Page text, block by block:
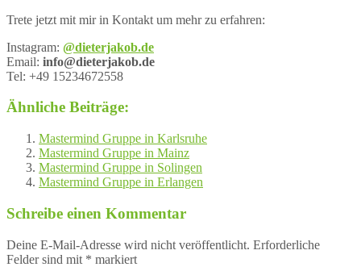
Trete jetzt mit mir in Kontakt um mehr zu erfahren:
Instagram: @dieterjakob.de
Email: info@dieterjakob.de
Tel: +49 15234672558
Ähnliche Beiträge:
Mastermind Gruppe in Karlsruhe
Mastermind Gruppe in Mainz
Mastermind Gruppe in Solingen
Mastermind Gruppe in Erlangen
Schreibe einen Kommentar
Deine E-Mail-Adresse wird nicht veröffentlicht. Erforderliche
Felder sind mit * markiert